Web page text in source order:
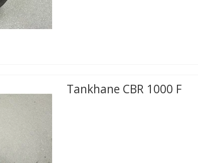
Tankhane CBR 1000 F